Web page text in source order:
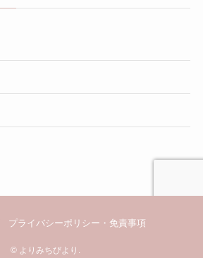
プライバシーポリシー・免責事項
©よりみちびより.